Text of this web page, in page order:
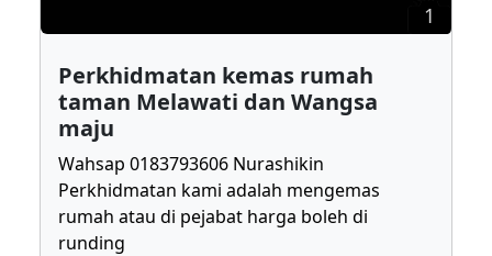
1
Perkhidmatan kemas rumah
taman Melawati dan Wangsa
maju
Wahsap 0183793606 Nurashikin
Perkhidmatan kami adalah mengemas
rumah atau di pejabat harga boleh di
runding